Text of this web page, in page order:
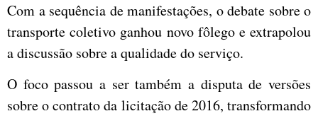
Com a sequência de manifestações, o debate sobre o
transporte coletivo ganhou novo fôlego e extrapolou
a discussão sobre a qualidade do serviço.
O foco passou a ser também a disputa de versões
sobre o contrato da licitação de 2016, transformando